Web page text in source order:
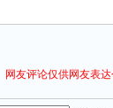
网友评论仅供网友表